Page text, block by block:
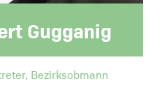
Gugganig
Bezirksobmann